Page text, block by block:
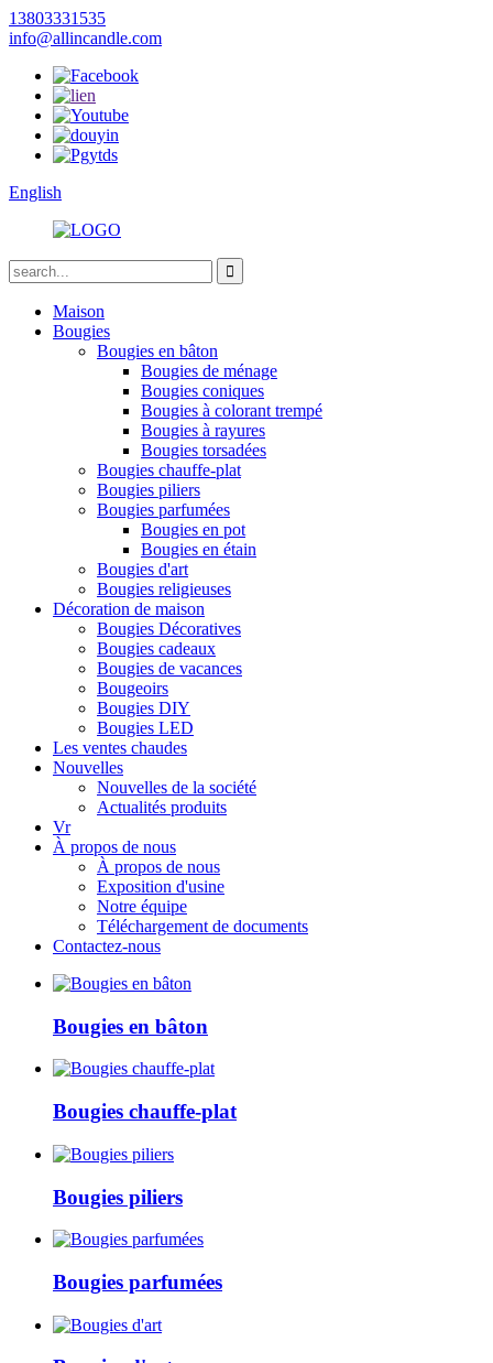
13803331535
info@allincandle.com
English
Maison
Bougies
Bougies en bâton
Bougies de ménage
Bougies coniques
Bougies à colorant trempé
Bougies à rayures
Bougies torsadées
Bougies chauffe-plat
Bougies piliers
Bougies parfumées
Bougies en pot
Bougies en étain
Bougies d'art
Bougies religieuses
Décoration de maison
Bougies Décoratives
Bougies cadeaux
Bougies de vacances
Bougeoirs
Bougies DIY
Bougies LED
Les ventes chaudes
Nouvelles
Nouvelles de la société
Actualités produits
Vr
À propos de nous
À propos de nous
Exposition d'usine
Notre équipe
Téléchargement de documents
Contactez-nous
Bougies en bâton
Bougies chauffe-plat
Bougies piliers
Bougies parfumées